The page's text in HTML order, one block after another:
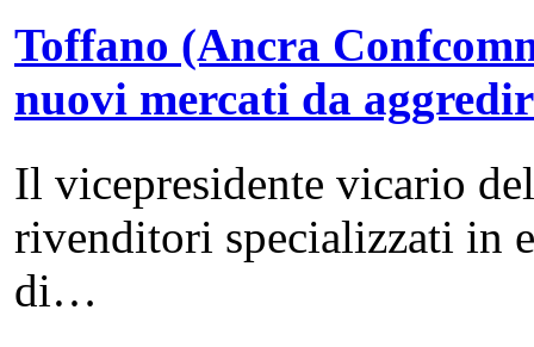
Toffano (Ancra
nuovi mercati da
Il vicepresidente vicario
rivenditori specializzati in
di…